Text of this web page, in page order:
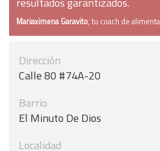
Mariaximena Garavito, tu coach de
Dirección
Calle 80 #74A-20
Barrio
El Minuto De Dios
Localidad